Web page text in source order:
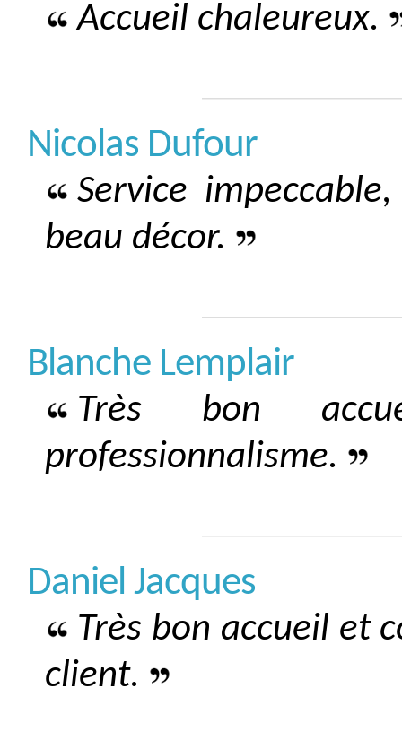
Accueil chaleureux.
Nicolas Dufour
Service
beau décor.
Blanche Lemplair
Très bon
professionnalisme.
Daniel Jacques
Très bon accueil et
client.